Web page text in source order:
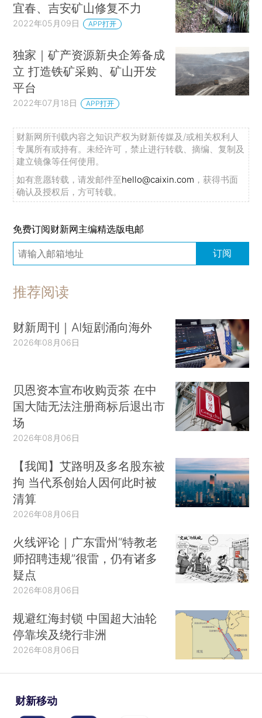
宜春、吉安矿山修复不力
2022年05月09日 APP打开
独家｜矿产资源新央企筹备成
立 打造铁矿采购、矿山开发
平台
2022年07月18日 APP打开
财新网所刊载内容之知识产权为财新传媒及/或相关权利人
专属所有或持有。未经许可，禁止进行转载、摘编、复制及
建立镜像等任何使用。
如有意愿转载，请发邮件至hello@caixin.com ，获得书面
确认及授权后，方可转载。
免费订阅财新网主编精选版电邮
订阅
推荐阅读
财新周刊｜AI短剧涌向海外
2026年08月06日
贝恩资本宣布收购贡茶 在中
国大陆无法注册商标后退出市
场
2026年08月06日
【我闻】艾路明及多名股东被
拘 当代系创始人因何此时被
清算
2026年08月06日
火线评论｜广东雷州“特教老
师招聘违规”很雷，仍有诸多
疑点
2026年08月06日
规避红海封锁 中国超大油轮
停靠埃及绕行非洲
2026年08月06日
财新移动